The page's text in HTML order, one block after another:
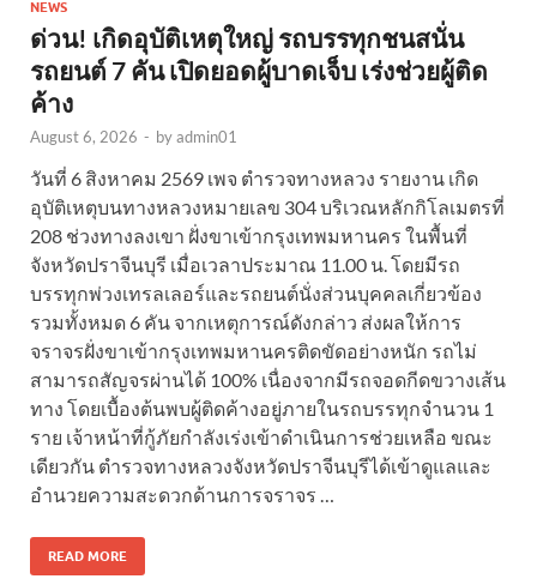
NEWS
ด่วน! เกิดอุบัติเหตุใหญ่ รถบรรทุกชนสนั่น
รถยนต์ 7 คัน เปิดยอดผู้บาดเจ็บ เร่งช่วยผู้ติด
ค้าง
August 6, 2026 - byadmin01
วันที่ 6 สิงหาคม 2569 เพจ ตำรวจทางหลวง รายงาน เกิด
อุบัติเหตุบนทางหลวงหมายเลข 304 บริเวณหลักกิโลเมตรที่
208 ช่วงทางลงเขา ฝั่งขาเข้ากรุงเทพมหานคร ในพื้นที่
จังหวัดปราจีนบุรี เมื่อเวลาประมาณ 11.00 น. โดยมีรถ
บรรทุกพ่วงเทรลเลอร์และรถยนต์นั่งส่วนบุคคลเกี่ยวข้อง
รวมทั้งหมด 6 คัน จากเหตุการณ์ดังกล่าว ส่งผลให้การ
จราจรฝั่งขาเข้ากรุงเทพมหานครติดขัดอย่างหนัก รถไม่
สามารถสัญจรผ่านได้ 100% เนื่องจากมีรถจอดกีดขวางเส้น
ทาง โดยเบื้องต้นพบผู้ติดค้างอยู่ภายในรถบรรทุกจำนวน 1
ราย เจ้าหน้าที่กู้ภัยกำลังเร่งเข้าดำเนินการช่วยเหลือ ขณะ
เดียวกัน ตำรวจทางหลวงจังหวัดปราจีนบุรีได้เข้าดูแลและ
อำนวยความสะดวกด้านการจราจร …
READ MORE